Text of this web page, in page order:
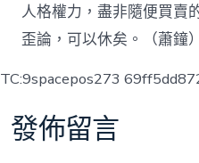
人格權力，盡非隨便買賣
歪論，可以休矣。
（蕭鐘）
TC:9spacepos273
發佈留言